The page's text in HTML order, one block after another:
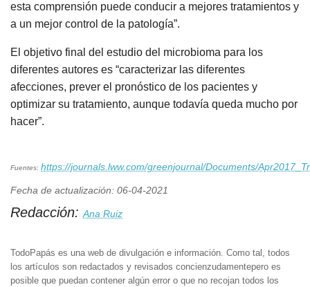
esta comprensión puede conducir a mejores tratamientos y
a un mejor control de la patología”.
El objetivo final del estudio del microbioma para los
diferentes autores es “caracterizar las diferentes
afecciones, prever el pronóstico de los pacientes y
optimizar su tratamiento, aunque todavía queda mucho por
hacer”.
Fuentes: https://journals.lww.com/greenjournal/Documents/
Fecha de actualización: 06-04-2021
Redacción: Ana Ruiz
TodoPapás es una web de divulgación e información. Como tal, todos
los artículos son redactados y revisados concienzudamentepero es
posible que puedan contener algún error o que no recojan todos los